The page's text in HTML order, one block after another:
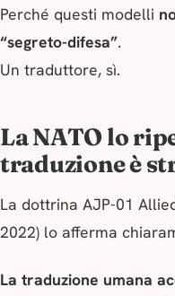
Perché questi modelli
“segreto-difesa”.
Un traduttore, sì.
La NATO lo
traduzione è
La dottrina AJP-01
2022) lo afferma
La traduzione umana